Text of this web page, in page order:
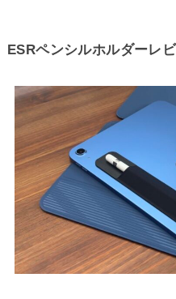
ESRペンシルホルダーレ